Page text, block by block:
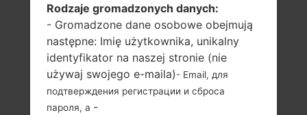
Rodzaje gromadzonych danych:
- Gromadzone dane osobowe obejmują
następne: Imię użytkownika, unikalny
identyfikator na naszej stronie (nie
używaj swojego e-maila)- Email, для
подтверждения регистрации и сброса
пароля, а -